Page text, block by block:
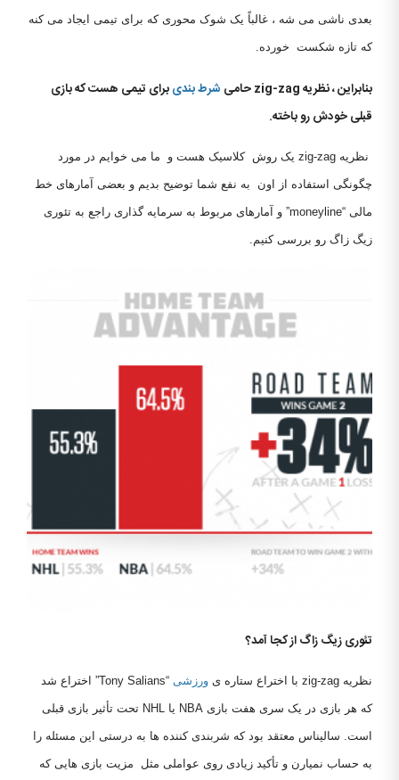
بعدی ناشی می شه ، غالباً یک شوک محوری که برای تیمی ایجاد می کنه
که تازه شکست خورده.
بنابراین ، نظریهzig-zagحامی شرط بندیبرای تیمی هست که بازی
قبلی خودش رو باخته.
نظریه zig-zag یک روش کلاسیک هست و ما می خوایم در مورد
چگونگی استفاده از اون به نفع شما توضیح بدیم و بعضی آمارهای خط
مالی “moneyline” و آمارهای مربوط به سرمایه گذاری راجع به تئوری
زیگ زاگ رو بررسی کنیم.
تئوری زیگ زاگ از کجا آمد؟
نظریه zig-zag با اختراع ستاره ی ورزشی “Tony Salians” اختراع شد
که هر بازی در یک سری هفت بازی NBA یا NHL تحت تأثیر بازی قبلی
است. سالیناس معتقد بود که شربندی کننده ها به درستی این مسئله را
به حساب نمیارن و تأکید زیادی روی عواملی مثل مزیت بازی هایی که